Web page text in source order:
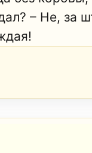
– Не, за